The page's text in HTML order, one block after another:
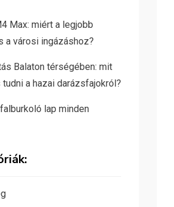
Max: miért a legjobb
a városi ingázáshoz?
Balaton térségében: mit
a hazai darázsfajokról?
lap minden